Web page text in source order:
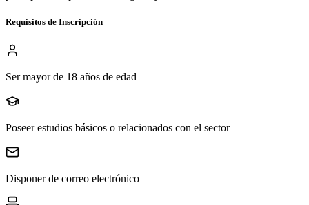
Requisitos de Inscripción
Ser mayor de 18 años de edad
Poseer estudios básicos o relacionados con el sector
Disponer de correo electrónico